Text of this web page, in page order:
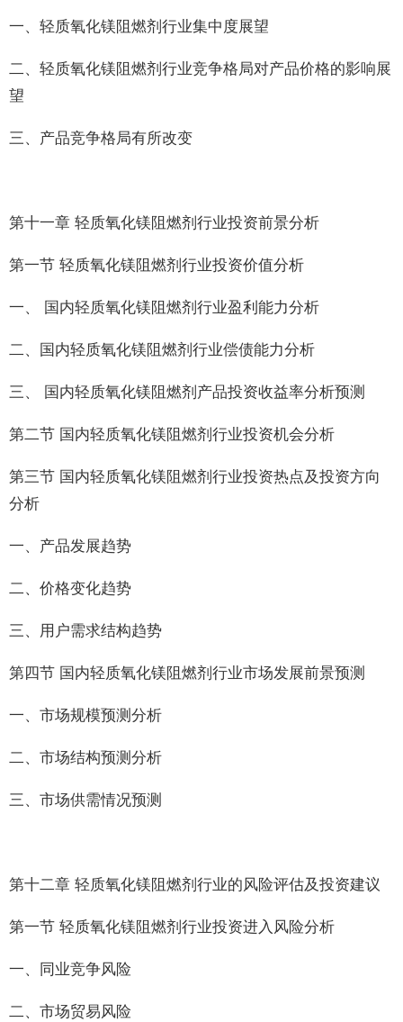
一、轻质氧化镁阻燃剂行业集中度展望
二、轻质氧化镁阻燃剂行业竞争格局对产品价格的影响展
望
三、产品竞争格局有所改变
第十一章 轻质氧化镁阻燃剂行业投资前景分析
第一节 轻质氧化镁阻燃剂行业投资价值分析
一、 国内轻质氧化镁阻燃剂行业盈利能力分析
二、国内轻质氧化镁阻燃剂行业偿债能力分析
三、 国内轻质氧化镁阻燃剂产品投资收益率分析预测
第二节 国内轻质氧化镁阻燃剂行业投资机会分析
第三节 国内轻质氧化镁阻燃剂行业投资热点及投资方向
分析
一、产品发展趋势
二、价格变化趋势
三、用户需求结构趋势
第四节 国内轻质氧化镁阻燃剂行业市场发展前景预测
一、市场规模预测分析
二、市场结构预测分析
三、市场供需情况预测
第十二章 轻质氧化镁阻燃剂行业的风险评估及投资建议
第一节 轻质氧化镁阻燃剂行业投资进入风险分析
一、同业竞争风险
二、市场贸易风险